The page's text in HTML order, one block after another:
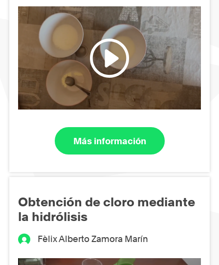
Más información
Obtención de cloro mediante
la hidrólisis
Fèlix Alberto Zamora Marín